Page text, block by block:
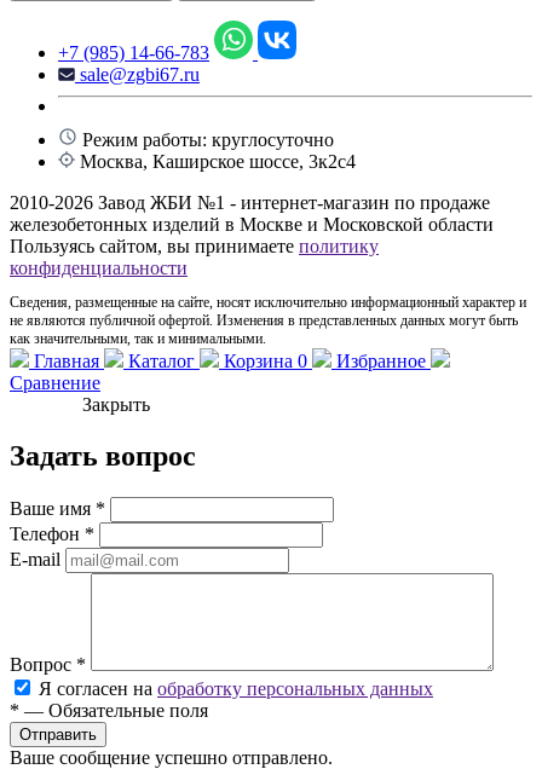
+7 (985) 14-66-783
sale@zgbi67.ru
Режим работы: круглосуточно
Москва, Каширское шоссе, 3к2с4
2010-2026 Завод ЖБИ №1 - интернет-магазин по продаже
железобетонных изделий в Москве и Московской области
Пользуясь сайтом, вы принимаете политику
конфиденциальности
Сведения, размещенные на сайте, носят исключительно информационный характер и
не являются публичной офертой. Изменения в представленных данных могут быть
как значительными, так и минимальными.
Главная Каталог Корзина 0
Избранное
Сравнение
Закрыть
Задать вопрос
Ваше имя *
Телефон *
E-mail
Вопрос *
Я согласен на обработку персональных данных
* — Обязательные поля
Ваше сообщение успешно отправлено.